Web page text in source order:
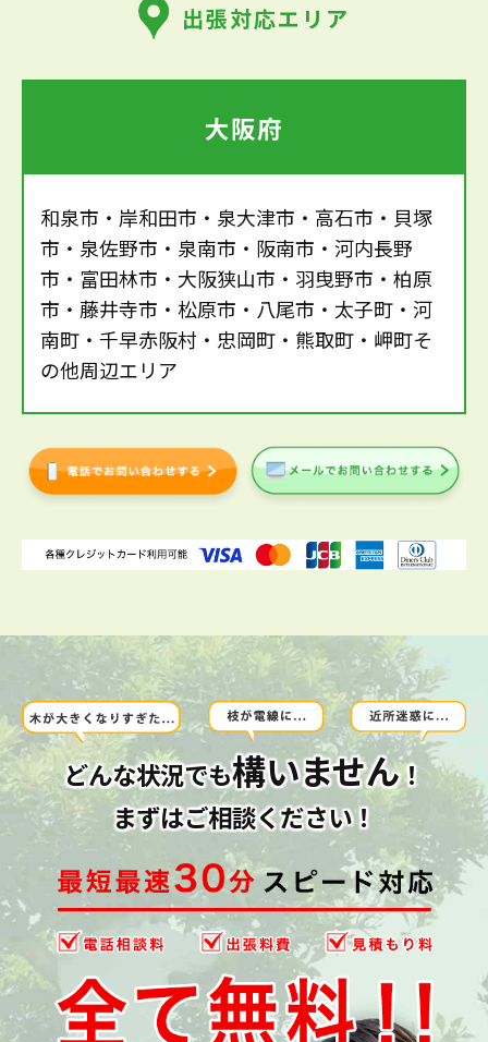
出張対応エリア
大阪府
和泉市・岸和田市・泉大津市・高石市・貝塚
市・泉佐野市・泉南市・阪南市・河内長野
市・富田林市・大阪狭山市・羽曳野市・柏原
市・藤井寺市・松原市・八尾市・太子町・河
南町・千早赤阪村・忠岡町・熊取町・岬町そ
の他周辺エリア
どんな状況でも構いません！
まずはご相談ください！